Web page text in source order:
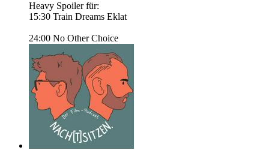
Heavy Spoiler für:
15:30 Train Dreams Eklat
24:00 No Other Choice